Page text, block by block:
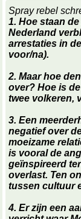
Spray rebel
1. Hoe staan
Nederland
arrestaties in
voor/na).
2. Maar hoe
over? Hoe is
twee volkeren,
3. Een
negatief over
moeizame
is vooral de
geïnspireerd
overlast. Ten
tussen cultuur
4. Er zijn een